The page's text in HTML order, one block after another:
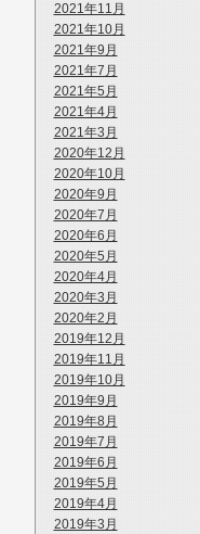
2021年11月
2021年10月
2021年9月
2021年7月
2021年5月
2021年4月
2021年3月
2020年12月
2020年10月
2020年9月
2020年7月
2020年6月
2020年5月
2020年4月
2020年3月
2020年2月
2019年12月
2019年11月
2019年10月
2019年9月
2019年8月
2019年7月
2019年6月
2019年5月
2019年4月
2019年3月